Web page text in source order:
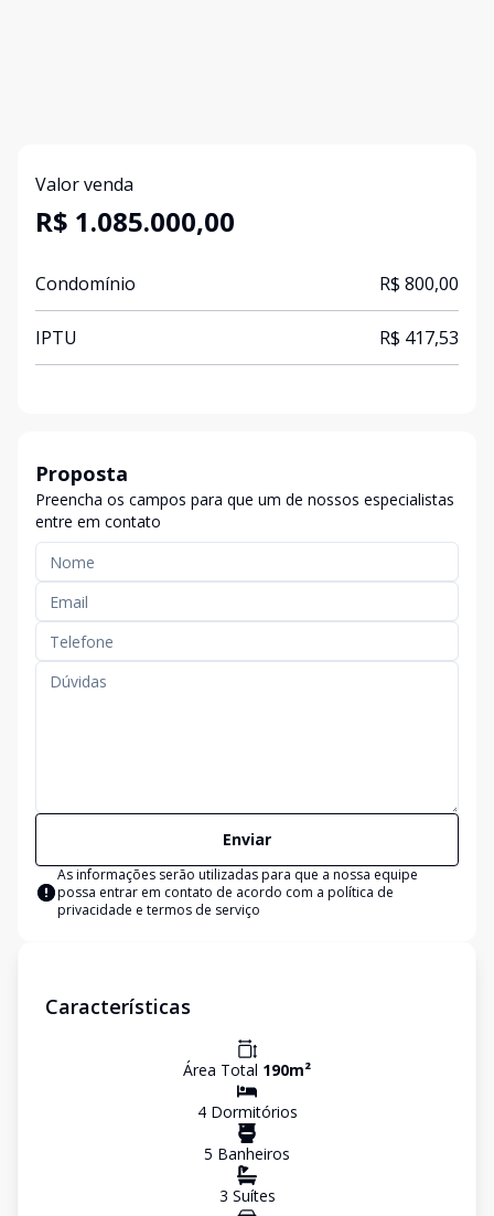
Valor venda
R$ 1.085.000,00
Condomínio R$ 800,00
IPTU R$ 417,53
Proposta
Preencha os campos para que um de nossos especialistas
entre em contato
Enviar
As informações serão utilizadas para que a nossa equipe
possa entrar em contato de acordo com a política de
privacidade e termos de serviço
Características
Área Total 190m²
4Dormitórios
5 Banheiros
3 Suítes